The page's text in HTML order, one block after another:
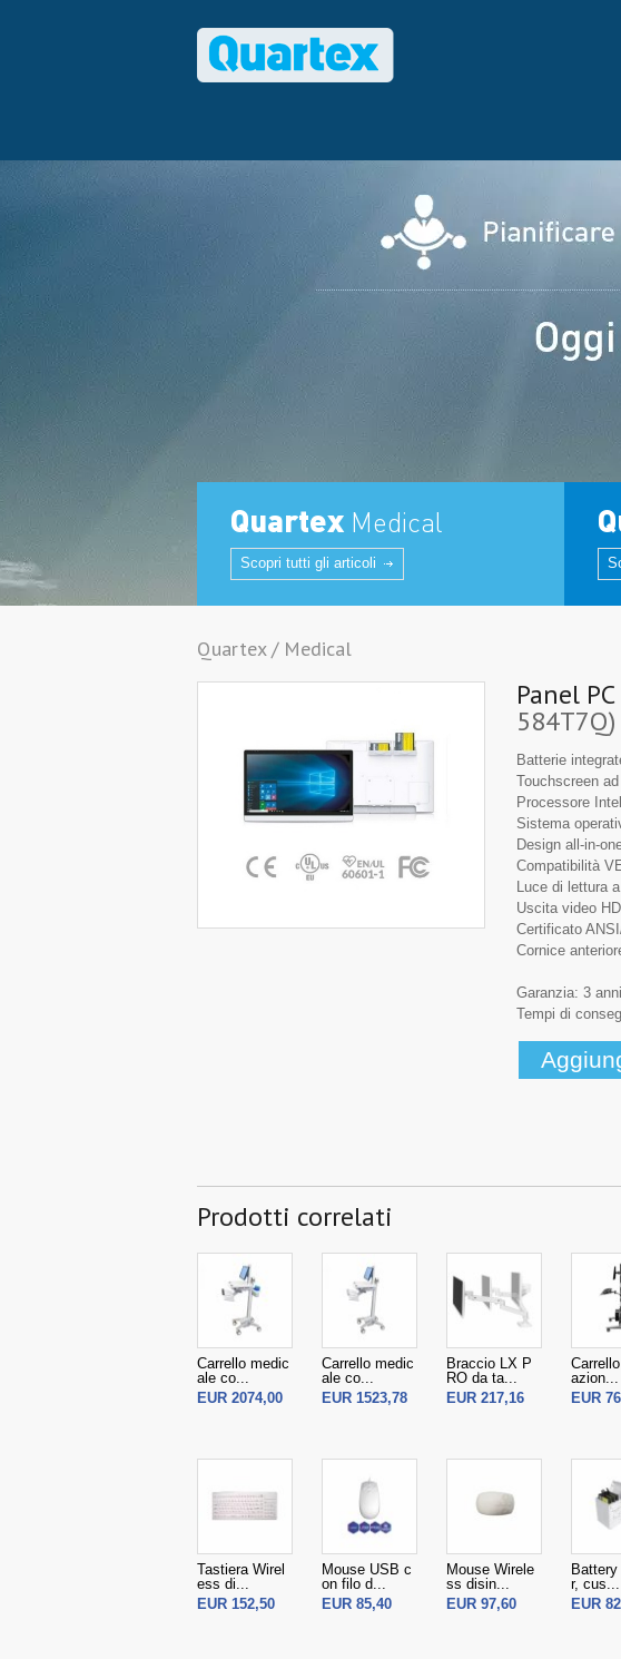
Quartex Medical
Scopri tutti gli articoli
Quartex / Medical
Panel
584T7Q)
Batterie
Touchscreen
Processore
Sistema
Design all-in-
Compatibilità
Luce di lettura
Uscita video
Certificato
Cornice
Garanzia: 3 anni
Tempi di
Prodotti correlati
Carrello medic
ale co...
EUR 2074,00
Carrello medic
ale co...
EUR 1523,78
Braccio LX P
RO da ta...
EUR 217,16
azion...
EUR
Tastiera Wirel
ess di...
EUR 152,50
Mouse USB c
on filo d...
EUR 85,40
Mouse Wirele
ss disin...
EUR 97,60
r, cus...
EUR